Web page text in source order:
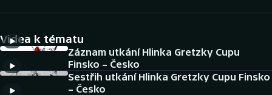
Cyklistika
DALŠÍ SPORTY
Videa k tématu
Záznam utkání Hlinka Gretzky Cupu
Finsko – Česko
Sestřih utkání Hlinka Gretzky Cupu Finsko
– Česko